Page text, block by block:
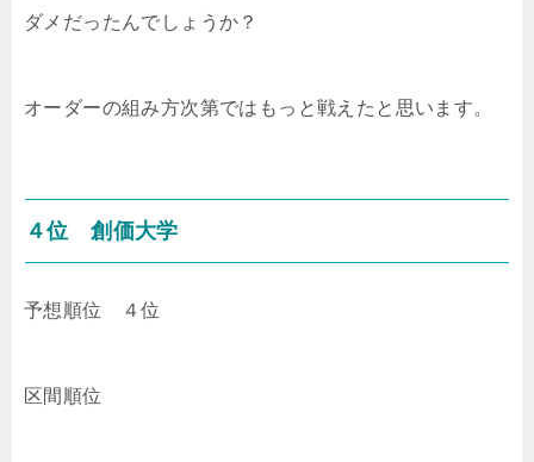
ダメだったんでしょうか？
オーダーの組み方次第ではもっと戦えたと思います。
４位 創価大学
予想順位 ４位
区間順位